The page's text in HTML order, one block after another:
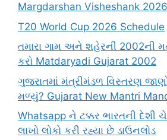
Margdarshan Visheshank 2026
T20 World Cup 2026 Schedule
તમારા ગામ અને શહેરની 2002ની
કરો Matdaryadi Gujarat 2002
ગુજરાતમાં મંત્રીમંડળ વિસ્તરણ
મળ્યું? Gujarat New Mantri
Whatsapp ને ટક્કર ભારતની દેશી
લાખો લોકો કરી રહ્યા છે ડાઉનલોડ